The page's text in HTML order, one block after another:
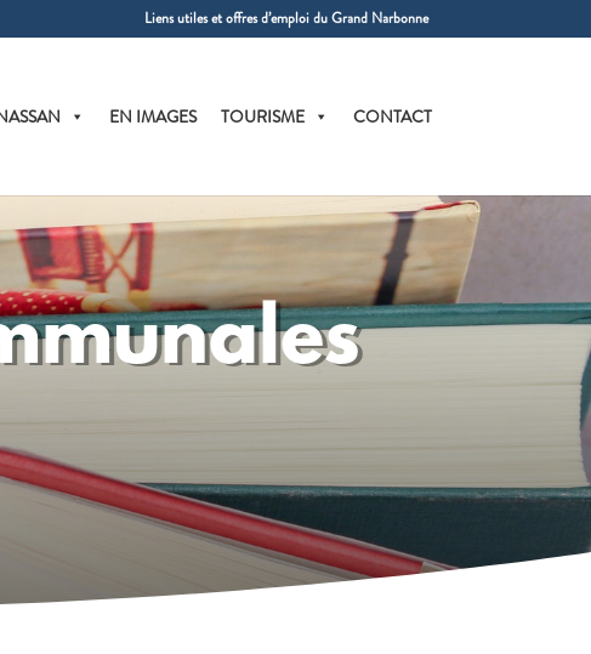
Liens utiles et offres d’emploi du Grand Narbonne
EN IMAGES TOURISME CONTACT